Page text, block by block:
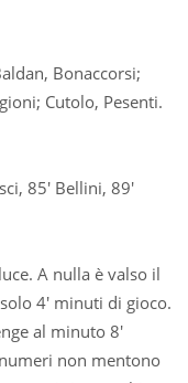
Bonaccorsi;
Cutolo, Pesenti.
85′ Bellini, 89′
A nulla è valso il
4′ minuti di gioco.
al minuto 8′
non mentono